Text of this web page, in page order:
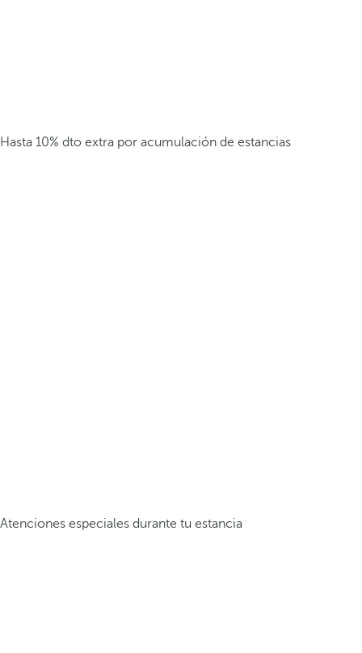
Hasta 10% dto extra por acumulación de estancias
Atenciones especiales durante tu estancia